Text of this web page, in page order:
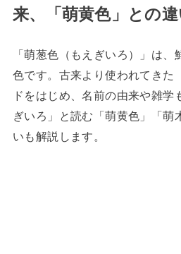
来、「萌黄色」との
「萌葱色（もえぎいろ）」は
色です。古来より使われてきた
ドをはじめ、名前の由来や雑学
ぎいろ」と読む「萌黄色」「萌
いも解説します。